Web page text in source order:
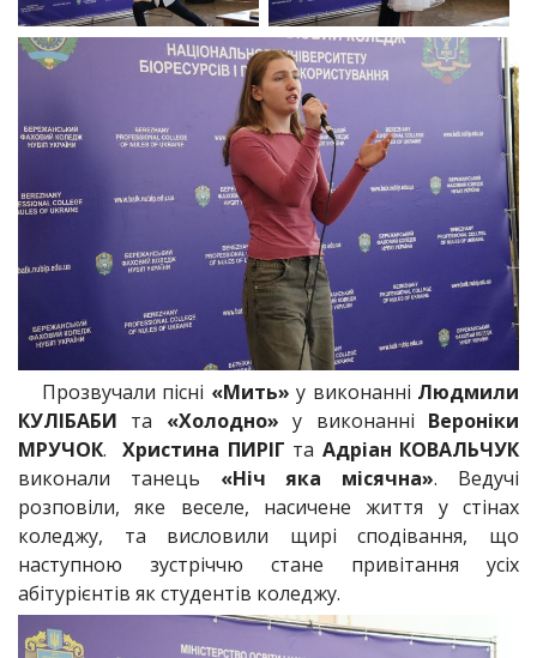
Прозвучали пісні «Мить» у виконанні Людмили
КУЛІБАБИ та «Холодно» у виконанні Вероніки
МРУЧОК. Христина ПИРІГ та Адріан КОВАЛЬЧУК
виконали танець «Ніч яка місячна». Ведучі
розповіли, яке веселе, насичене життя у стінах
коледжу, та висловили щирі сподівання, що
наступною зустріччю стане привітання усіх
абітурієнтів як студентів коледжу.